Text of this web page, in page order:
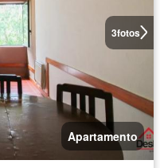
3fotos
Apartamento